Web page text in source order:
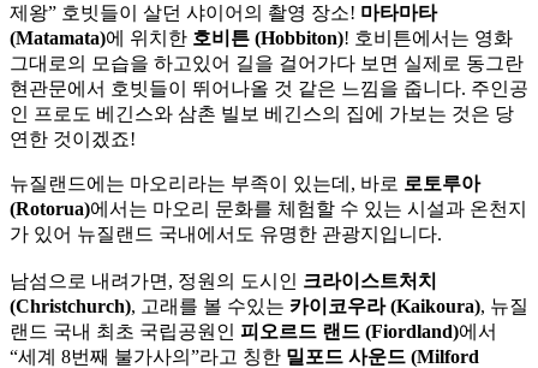
제왕” 호빗들이 살던 샤이어의 촬영 장소! 마타마타
(Matamata)에 위치한 호비튼 (Hobbiton)! 호비튼에서는 영화
그대로의 모습을 하고있어 길을 걸어가다 보면 실제로 동그란
현관문에서 호빗들이 뛰어나올 것 같은 느낌을 줍니다. 주인공
인 프로도 베긴스와 삼촌 빌보 베긴스의 집에 가보는 것은 당
연한 것이겠죠!
뉴질랜드에는 마오리라는 부족이 있는데, 바로 로토루아
(Rotorua)에서는 마오리 문화를 체험할 수 있는 시설과 온천지
가 있어 뉴질랜드 국내에서도 유명한 관광지입니다.
남섬으로 내려가면, 정원의 도시인 크라이스트처치
(Christchurch), 고래를 볼 수있는 카이코우라 (Kaikoura), 뉴질
랜드 국내 최초 국립공원인 피오르드 랜드 (Fiordland)에서
“세계 8번째 불가사의”라고 칭한 밀포드 사운드 (Milford